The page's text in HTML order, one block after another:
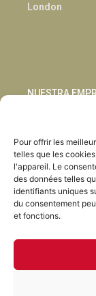
Pour offrir les
telles que les
l'appareil. Le
des données telles
identifiants uniques
du consentement
et fonctions.
London
NUESTRA
Innovación
Blog
Habla con